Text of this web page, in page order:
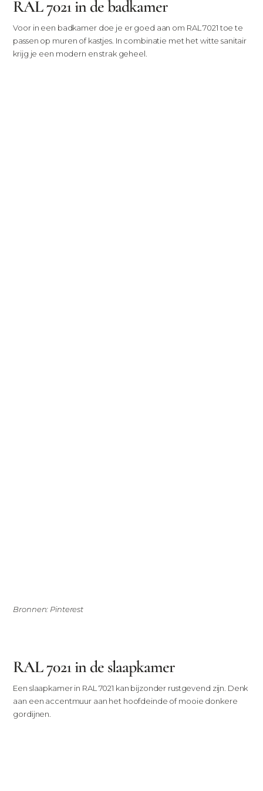
RAL 7021 in de badkamer
Voor in een badkamer doe je er goed aan om RAL 7021 toe te
passen op muren of kastjes. In combinatie met het witte sanitair
krijg je een modern en strak geheel.
Bronnen: Pinterest
RAL 7021 in de slaapkamer
Een slaapkamer in RAL 7021 kan bijzonder rustgevend zijn. Denk
aan een accentmuur aan het hoofdeinde of mooie donkere
gordijnen.